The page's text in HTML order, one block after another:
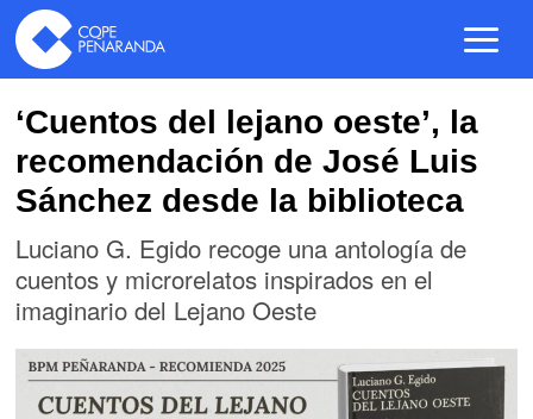
‘Cuentos del lejano oeste’, la
recomendación de José Luis
Sánchez desde la biblioteca
Luciano G. Egido recoge una antología de
cuentos y microrelatos inspirados en el
imaginario del Lejano Oeste